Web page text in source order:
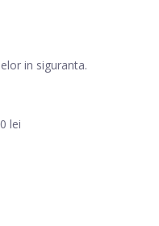
in siguranta.
lei